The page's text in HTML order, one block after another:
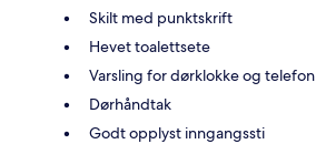
Skilt med punktskrift
Hevet toalettsete
Varsling for dørklokke og telefon
Dørhåndtak
Godt opplyst inngangssti